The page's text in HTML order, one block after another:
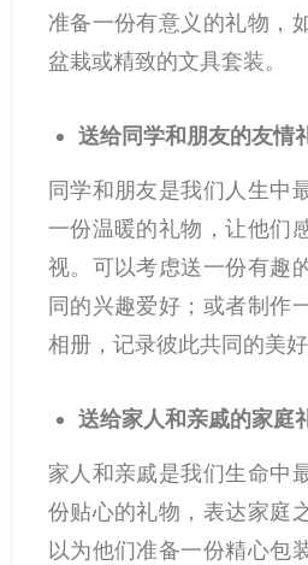
准备一份有意义的礼物，
盆栽或精致的文具套装。
送给同学和朋友的友情
同学和朋友是我们人生中
一份温暖的礼物，让他们
视。可以考虑送一份有趣
同的兴趣爱好；或者制作
相册，记录彼此共同的美好
送给家人和亲戚的家庭
家人和亲戚是我们生命中
份贴心的礼物，表达家庭
以为他们准备一份精心包